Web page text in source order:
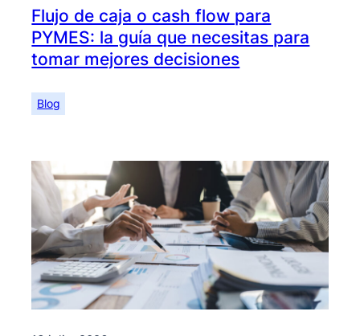
Flujo de caja o cash flow para
PYMES: la guía que necesitas para
tomar mejores decisiones
Blog